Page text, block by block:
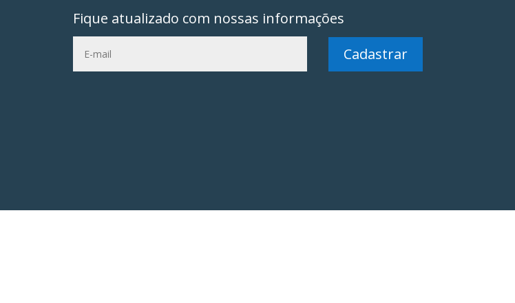
Fique atualizado com nossas informações
Cadastrar